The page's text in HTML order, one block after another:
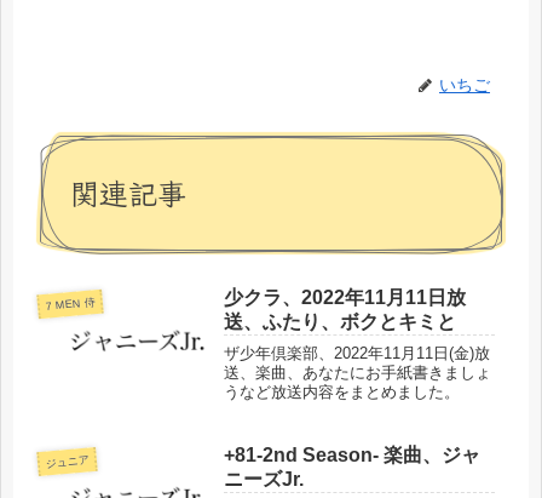
いちご
関連記事
7 MEN 侍
少クラ、2022年11月11日放
送、ふたり、ボクとキミと
ザ少年倶楽部、2022年11月11日(金)放
送、楽曲、あなたにお手紙書きましょ
うなど放送内容をまとめました。
ジュニア
+81-2nd Season- 楽曲、ジャ
ニーズJr.